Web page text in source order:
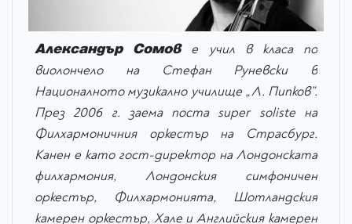
Александър Сомове учил в класа по
виолончело на Стефан Руневски в
Националното музикално училище „Л. Пипков”.
През 2006 г. заема поста super soliste на
Филхармоничния оркестър на Страсбург.
Канен е като гост-директор на Лондонската
филхармония, Лондонския симфоничен
оркестър, Филхармонията, Шотландския
камерен оркестър, Хале и Английския камерен